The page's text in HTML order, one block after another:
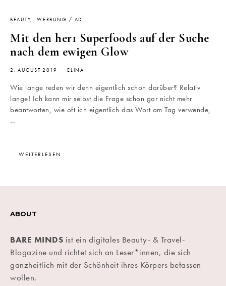
BEAUTY WERBUNG / AD
Mit den her1 Superfoods auf der Suche
nach dem ewigen Glow
2. AUGUST 2019 ELINA
Wie lange reden wir denn eigentlich schon darüber? Relativ
lange! Ich kann mir selbst die Frage schon gar nicht mehr
beantworten, wie oft ich eigentlich das Wort am Tag verwende,
…
WEITERLESEN
ABOUT
BARE MINDS ist ein digitales Beauty- & Travel-
Blogazine und richtet sich an Leser*innen, die sich
ganzheitlich mit der Schönheit ihres Körpers befassen
wollen.